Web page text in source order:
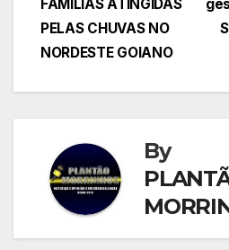
Post
FAMÍLIAS ATINGIDAS
PELAS CHUVAS NO
NORDESTE GOIANO
By